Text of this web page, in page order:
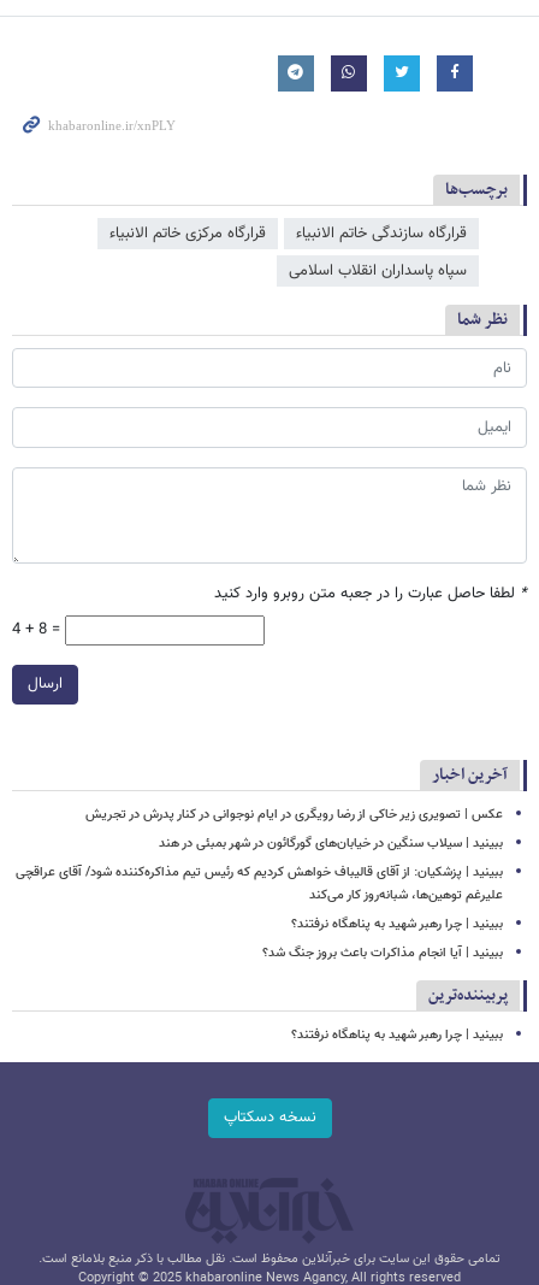
برچسب‌ها
قرارگاه سازندگی خاتم الانبیاء
قرارگاه مرکزی خاتم الانبیاء
سپاه پاسداران انقلاب اسلامی
نظر شما
* لطفا حاصل عبارت را در جعبه متن روبرو وارد کنید
4 + 8 =
ارسال
آخرین اخبار
عکس | تصویری زیر خاکی از رضا رویگری در ایام نوجوانی در کنار پدرش در تجریش
ببینید | سیلاب‌ سنگین در خیابان‌های گورگائون در شهر بمبئی در هند
ببینید | پزشکیان: از آقای قالیباف خواهش کردیم که رئیس تیم مذاکره‌کننده شود/ آقای عراقچی
علیرغم توهین‌ها، شبانه‌روز کار می‌کند
ببینید | چرا رهبر شهید به پناهگاه نرفتند؟
ببینید | آیا انجام مذاکرات باعث بروز جنگ شد؟
پربیننده‌ترین
ببینید | چرا رهبر شهید به پناهگاه نرفتند؟
نسخه دسکتاپ
تمامی حقوق این سایت برای خبرآنلاین محفوظ است. نقل مطالب با ذکر منبع بلامانع است.
Copyright © 2025 khabaronline News Agancy, All rights reserved